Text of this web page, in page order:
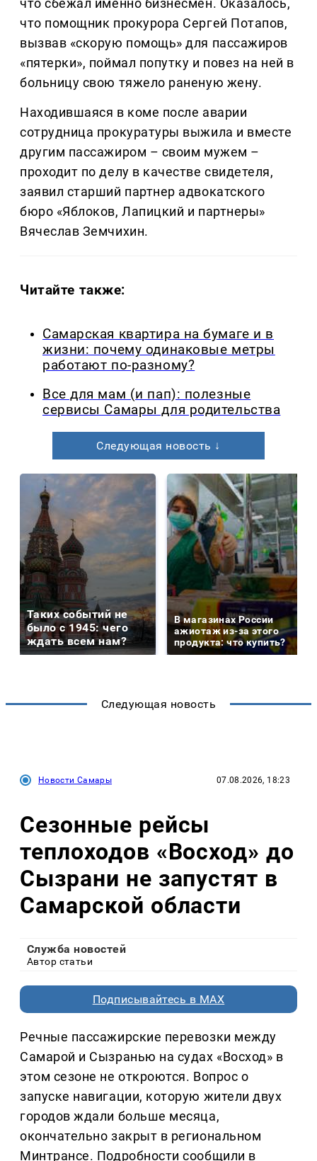
что сбежал именно бизнесмен. Оказалось,
что помощник прокурора Сергей Потапов,
вызвав «скорую помощь» для пассажиров
«пятерки», поймал попутку и повез на ней в
больницу свою тяжело раненую жену.
Находившаяся в коме после аварии
сотрудница прокуратуры выжила и вместе
другим пассажиром – своим мужем –
проходит по делу в качестве свидетеля,
заявил старший партнер адвокатского
бюро «Яблоков, Лапицкий и партнеры»
Вячеслав Земчихин.
Читайте также:
Самарская квартира на бумаге и в
жизни: почему одинаковые метры
работают по-разному?
Все для мам (и пап): полезные
сервисы Самары для родительства
Следующая новость ↓
Таких событий не
было с 1945: чего
ждать всем нам?
В магазинах России
ажиотаж из-за этого
продукта: что купить?
Следующая новость
Новости Самары 07.08.2026, 18:23
Сезонные рейсы
теплоходов «Восход» до
Сызрани не запустят в
Самарской области
Служба новостей
Автор статьи
Подписывайтесь в MAX
Речные пассажирские перевозки между
Самарой и Сызранью на судах «Восход» в
этом сезоне не откроются. Вопрос о
запуске навигации, которую жители двух
городов ждали больше месяца,
окончательно закрыт в региональном
Минтрансе. Подробности сообщили в